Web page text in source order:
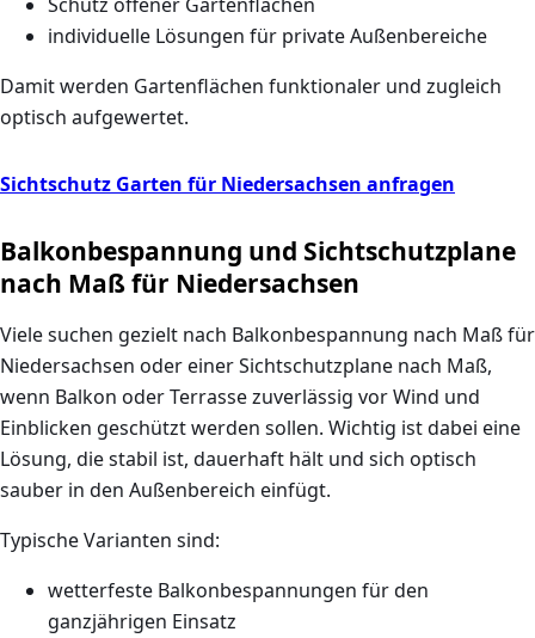
individuelle Lösungen für private Außenbereiche
Damit werden Gartenflächen funktionaler und zugleich
optisch aufgewertet.
Sichtschutz Garten für Niedersachsen anfragen
Balkonbespannung und Sichtschutzplane
nach Maß für Niedersachsen
Viele suchen gezielt nach Balkonbespannung nach Maß für
Niedersachsen oder einerSichtschutzplane nach Maß,
wenn Balkon oder Terrasse zuverlässig vor Wind und
Einblicken geschützt werden sollen. Wichtig ist dabei eine
Lösung, die stabil ist, dauerhaft hält und sich optisch
sauber in den Außenbereich einfügt.
Typische Varianten sind:
wetterfeste Balkonbespannungen für den
ganzjährigen Einsatz